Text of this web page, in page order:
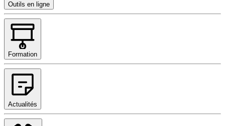
Outils en ligne
Formation
Actualités